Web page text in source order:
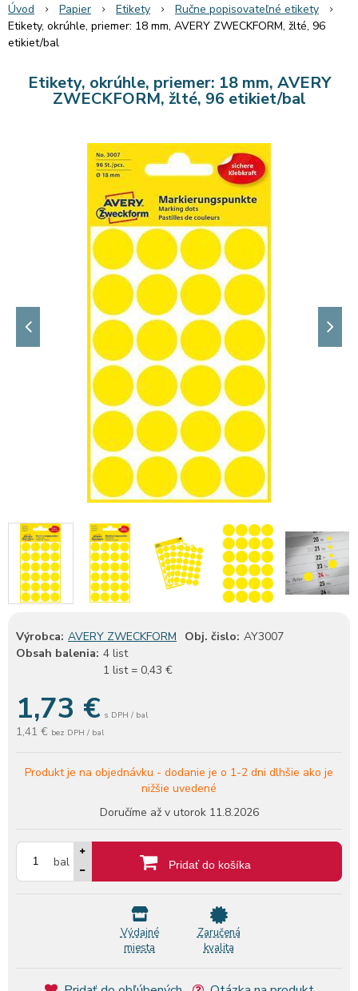
Úvod Papier Etikety
Ručne popisovateľné etikety
Etikety, okrúhle, priemer: 18 mm, AVERY ZWECKFORM, žlté, 96
etikiet/bal
Etikety, okrúhle, priemer: 18 mm, AVERY
ZWECKFORM, žlté, 96 etikiet/bal
Výrobca: AVERY ZWECKFORM Obj. čislo: AY3007
Obsah balenia: 4 list
1 list = 0,43 €
1,73 € s DPH / bal
1,41 € bez DPH / bal
Produkt je na objednávku - dodanie je o 1-2 dni dlhšie ako je
nižšie uvedené
Doručíme až v utorok 11.8.2026
bal Pridať do košíka
Výdajné
miesta
Zaručená
kvalita